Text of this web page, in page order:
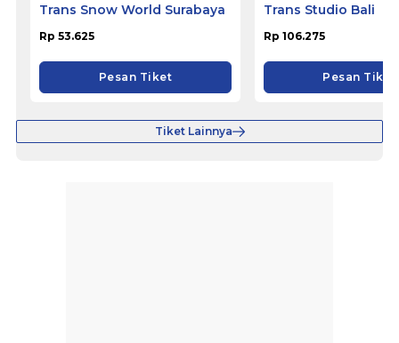
Trans Snow World Surabaya
Rp 53.625
Pesan Tiket
Trans Studio Bali
Rp 106.275
Pesan Tiket
Tiket Lainnya